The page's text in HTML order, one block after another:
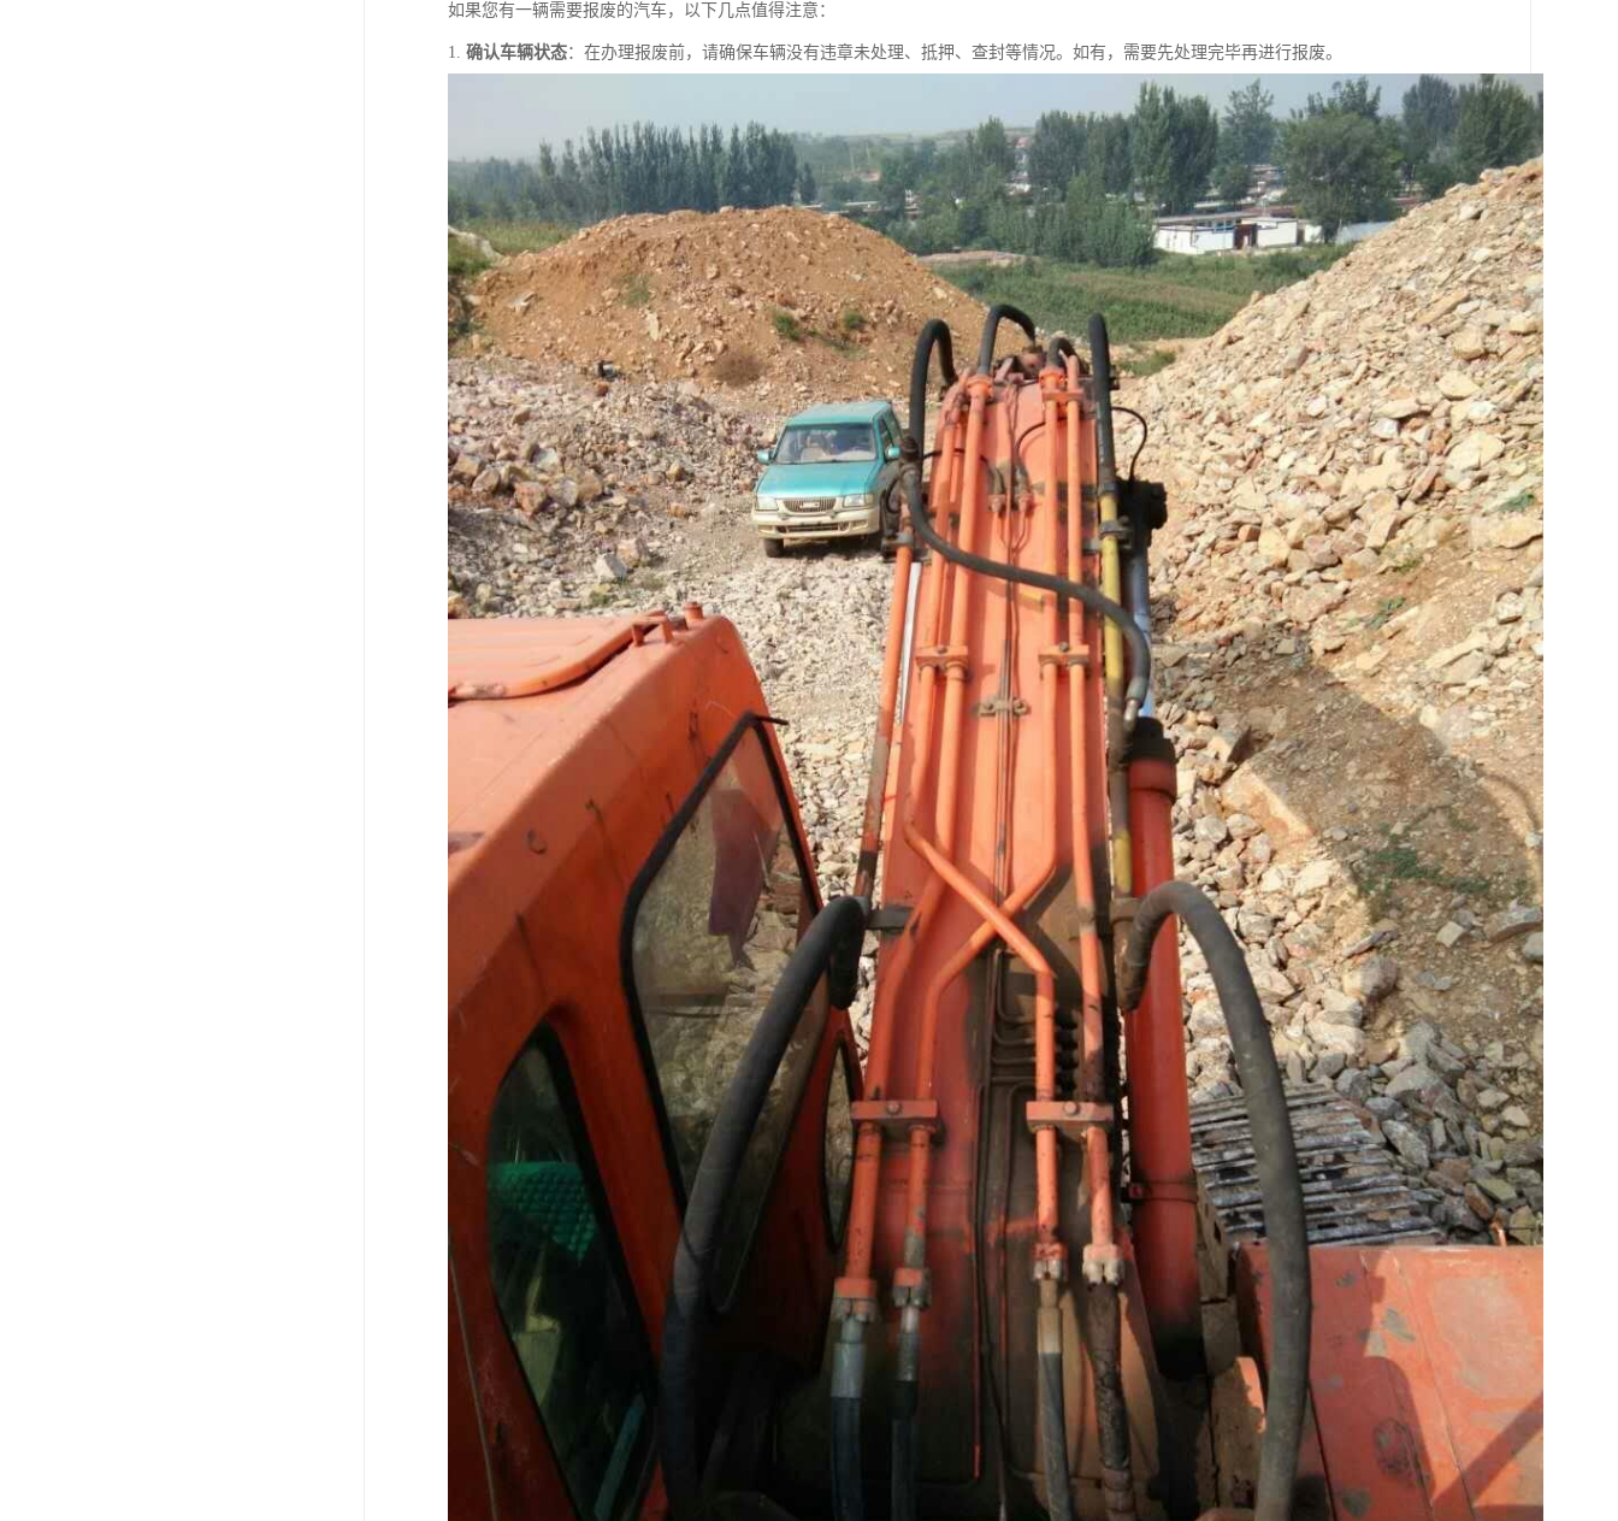
如果您有一辆需要报废的汽车，以下几点值得注意：
1. 确认车辆状态：在办理报废前，请确保车辆没有违章未处理、抵押、查封等情况。如有，需要先处理完毕再进行报废。